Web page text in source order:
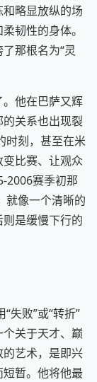
略显放纵的场
韧性的身体。
那根名为“灵
他在巴萨又辉
关系也出现裂
时刻，甚至在米
比赛、让观众
2006赛季初那
就像一个清晰的
是缓慢下行的
失败”或“转折”
关于天才、巅
艺术，是即兴
暂。他将他最